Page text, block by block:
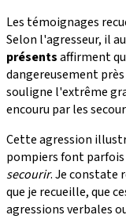
Les témoignages
Selon l'agresseur, il
présentsaffirment
dangereusement
souligne l'extrême
encouru par les
Cette agression
pompiers font parfois
secourir. Je constate
que je recueille, que
agressions verbales